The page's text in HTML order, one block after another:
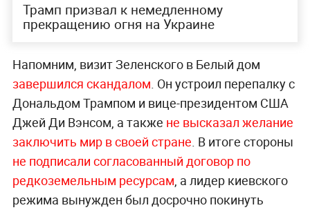
Трамп призвал к немедленному
прекращению огня на Украине
Напомним, визит Зеленского в Белый дом
завершился скандалом. Он устроил перепалку с
Дональдом Трампом и вице-президентом США
Джей Ди Вэнсом, а также не высказал желание
заключить мир в своей стране. В итоге стороны
не подписали согласованный договор по
редкоземельным ресурсам, а лидер киевского
режима вынужден был досрочно покинуть